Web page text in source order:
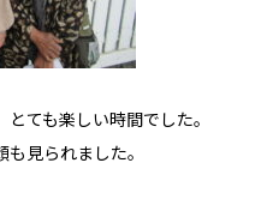
ても楽しい時間でした。
見られました。